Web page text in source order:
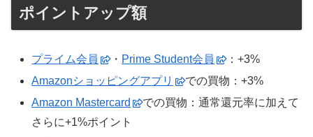
ポイントアップ額
プライム会員 ・ Prime Student会員
：+3%
Amazonショッピングアプリ
での買物：+3%
Amazon Mastercard
での買物：通常還元率に加えて
さらに+1%ポイント